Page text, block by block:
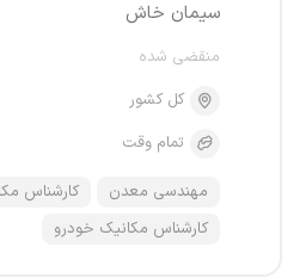
سیمان خاش
منقضی شده
کل کشور
تمام وقت
مهندسی معدن
کارشناس
کارشناس مکانیک خودرو